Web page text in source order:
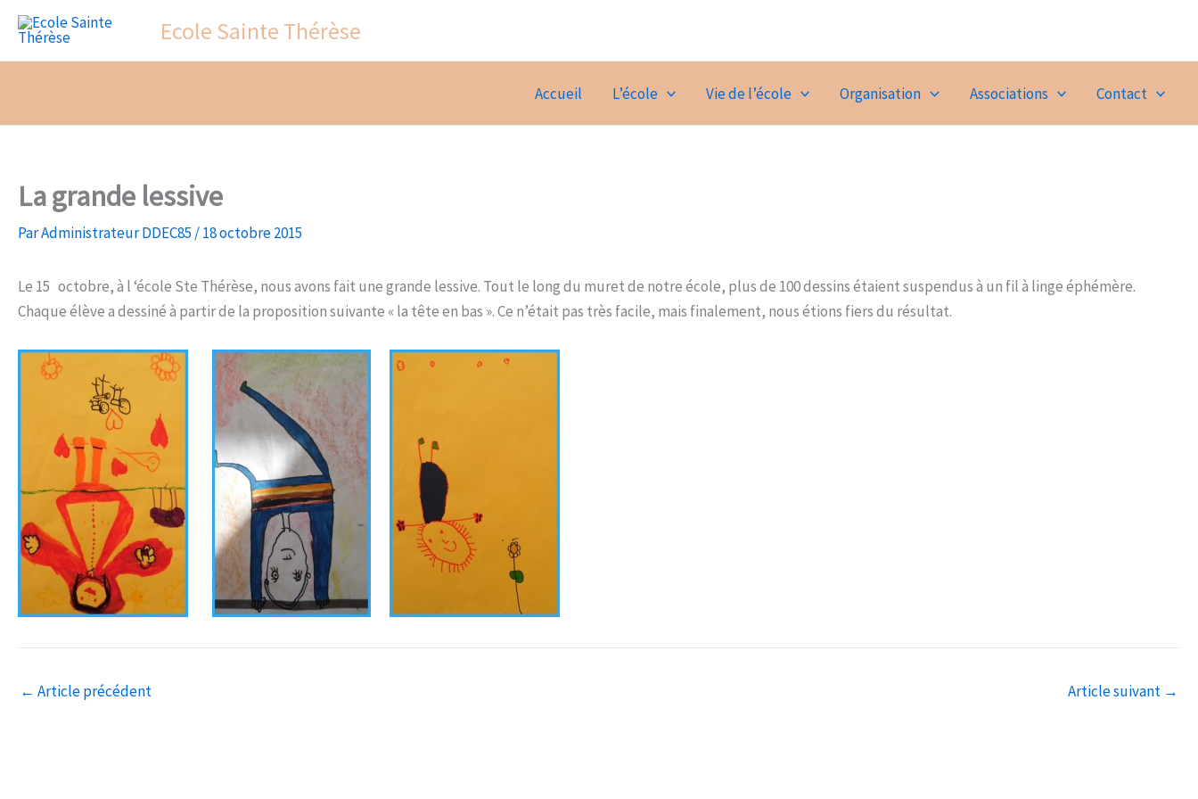
Aller
contenu
Ecole Sainte Thérèse
Accueil L’école Vie de l’école Organisation Associations Contact
La grande lessive
ParAdministrateur DDEC85 /18 octobre 2015
Le 15 octobre, à l ‘école Ste Thérèse, nous avons fait une grande lessive. Tout le long du muret de notre école, plus de 100 dessins étaient suspendus à un fil à linge éphémère.
Chaque élève a dessiné à partir de la proposition suivante « la tête en bas ». Ce n’était pas très facile, mais finalement, nous étions fiers du résultat.
← Article précédent Article suivant →